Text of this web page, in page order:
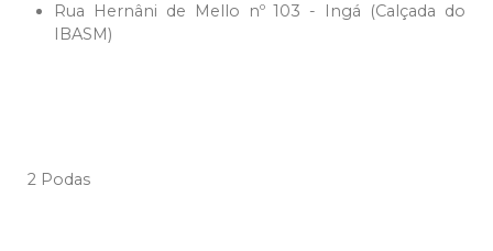
Rua Hernâni de Mello nº 103 - Ingá (Calçada do
IBASM)
2 Podas